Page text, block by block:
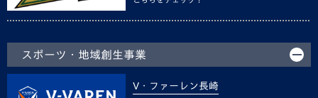
スポーツ・地域創生事業
V・ファーレン長崎